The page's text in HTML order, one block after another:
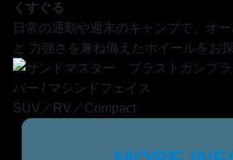
くすぐる
日常の通勤や週末のキャンプで、オ
と 力強さを兼ね備えたホイールをお
SUV／RV／Compact